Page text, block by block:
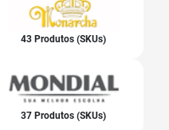
43 Produtos (SKUs)
37 Produtos (SKUs)